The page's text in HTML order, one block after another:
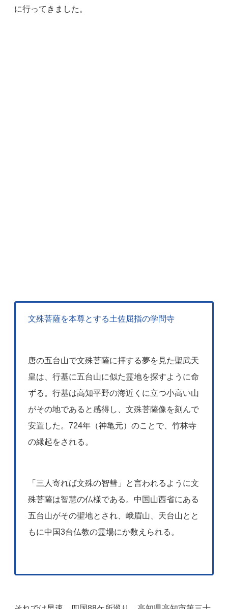
に行ってきました。
文殊菩薩を本尊とする土佐屈指の学問寺
唐の五台山で文殊菩薩に拝する夢を見た聖武天
皇は、行基に五台山に似た霊地を探すように命
ずる。行基は高知平野の海近くに立つ小高い山
がその地であると感得し、文殊菩薩像を刻んで
安置した。724年（神亀元）のことで、竹林寺
の縁起をされる。
「三人寄れば文殊の智彗」と言われるように文
殊菩薩は智慧の仏様である。中国山西省にある
五台山がその聖地とされ、峨眉山、天台山とと
もに中国3台仏教の霊場にか数えられる。